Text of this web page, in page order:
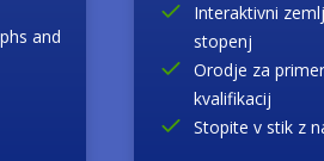
and
Interaktivni
stopenj
Orodje za
kvalifikacij
Stopite v stik z